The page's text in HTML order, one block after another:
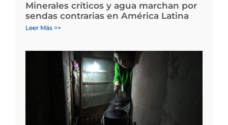
Minerales críticos y agua marchan por
sendas contrarias en América Latina
Leer Más >>